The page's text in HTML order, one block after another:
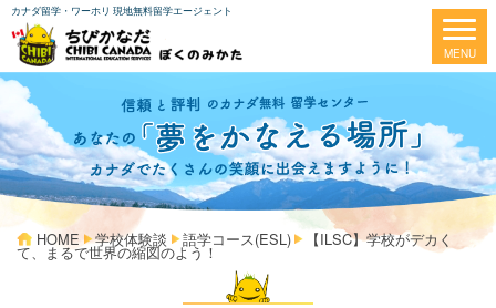
カナダ留学・ワーホリ 現地無料留学エージェント
HOME 学校体験談 語学コース(ESL) 【ILSC】学校がデカく
て、まるで世界の縮図のよう！